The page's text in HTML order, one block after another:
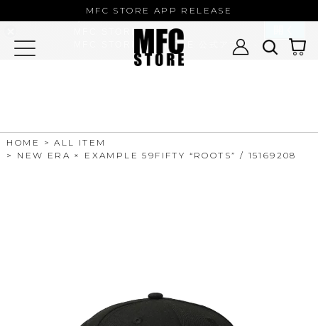
MFC STORE APP RELEASE
HOME
ALL ITEM
NEW ERA × EXAMPLE 59FIFTY “ROOTS” / 15169208
MFC STORE
MFC STORE/EXAMPLE 公式アプリ -
Google Play